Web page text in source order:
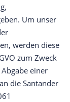
Um unser
werden diese
zum Zweck
einer
die Santander